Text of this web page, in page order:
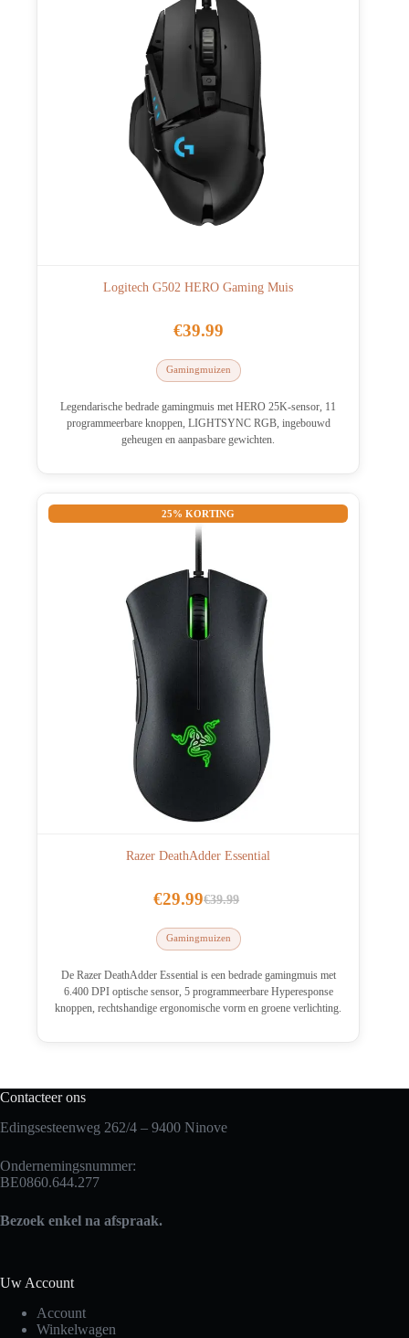
Logitech G502 HERO Gaming Muis
€39.99
Gamingmuizen
Legendarische bedrade gamingmuis met HERO 25K-sensor, 11
programmeerbare knoppen, LIGHTSYNC RGB, ingebouwd
geheugen en aanpasbare gewichten.
25% KORTING
Razer DeathAdder Essential
€39.99
Oorspronkelijke
prijs
was:
€39.99.
€29.99Huidige
prijs
is:
€29.99.
Gamingmuizen
De Razer DeathAdder Essential is een bedrade gamingmuis met
6.400 DPI optische sensor, 5 programmeerbare Hyperesponse
knoppen, rechtshandige ergonomische vorm en groene verlichting.
Contacteer ons
Edingsesteenweg 262/4 – 9400 Ninove
Ondernemingsnummer:
BE0860.644.277
Bezoek enkel na afspraak.
Uw Account
Account
Winkelwagen